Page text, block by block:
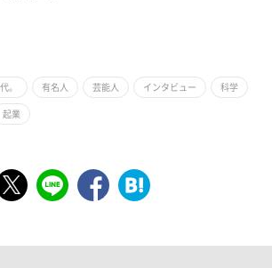
。 有名人 芸能人 インタビュー 科学
起業